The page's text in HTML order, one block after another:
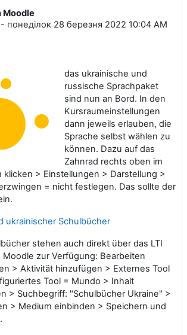
Moodle
понеділок 28 березня 2022 10:04 AM
0
das ukrainische und
russische Sprachpaket
sind nun an Bord. In den
Kursraumeinstellungen
dann jeweils erlauben, die
Sprache selbst wählen zu
können. Dazu auf das
Zahnrad rechts oben im
klicken > Einstellungen > Darstellung >
= nicht festlegen. Das sollte der
ukrainischer Schulbücher
stehen auch direkt über das LTI
Moodle zur Verfügung: Bearbeiten
> Aktivität hinzufügen > Externes Tool
Tool = Mundo > Inhalt
> Suchbegriff: "Schulbücher Ukraine" >
> Medium einbinden > Speichern und